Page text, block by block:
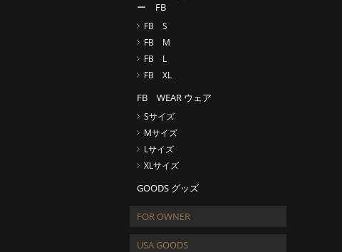
ー FB
FB S
FB M
FB L
FB XL
FB WEAR ウェア
Sサイズ
Mサイズ
Lサイズ
XLサイズ
GOODS グッズ
FOR OWNER
USA GOODS